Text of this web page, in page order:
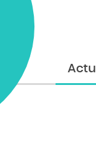
Actu